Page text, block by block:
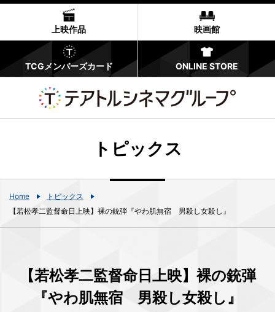
上映作品 映画館
TCGメンバーズカード ONLINE STORE
トピックス
Home
トピックス
【若松孝二監督命日上映】裸の銃弾『やわ肌無宿 男殺し女殺し』
【若松孝二監督命日上映】裸の銃弾
『やわ肌無宿 男殺し女殺し』